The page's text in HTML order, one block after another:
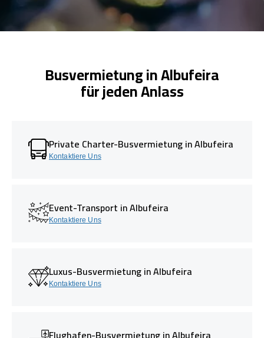
Busvermietung in Albufeira
für jeden Anlass
Private Charter-Busvermietung in Albufeira
Kontaktiere Uns
Event-Transport in Albufeira
Kontaktiere Uns
Luxus-Busvermietung in Albufeira
Kontaktiere Uns